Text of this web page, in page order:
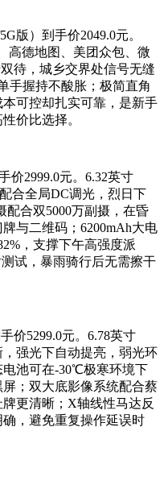
版）到手价2049.0元。
高德地图、美团众包、微
待，城乡交界处信号无缝
手握持不酸胀；极简直角
可控却扎实可靠，是新手
价比选择。
价2999.0元。6.32英寸
合全局DC调光，烈日下
配合双5000万副摄，在昏
与二维码；6200mAh大电
，支撑下午高强度派
试，暴雨骑行后无需擦干
价5299.0元。6.78英寸
强光下自动提亮，弱光环
电池可在-30℃极寒环境下
；双大底影像系统配合蔡
更清晰；X轴线性马达反
，避免重复操作延误时